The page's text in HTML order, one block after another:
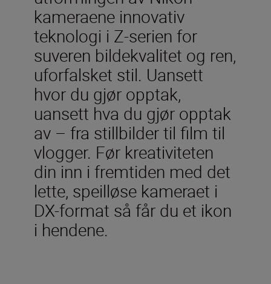
kameraene innovativ
teknologi i Z-serien for
suveren bildekvalitet og ren,
uforfalsket stil. Uansett
hvor du gjør opptak,
uansett hva du gjør opptak
av – fra stillbilder til film til
vlogger. Før kreativiteten
din inn i fremtiden med det
lette, speilløse kameraet i
DX-format så får du et ikon
i hendene.